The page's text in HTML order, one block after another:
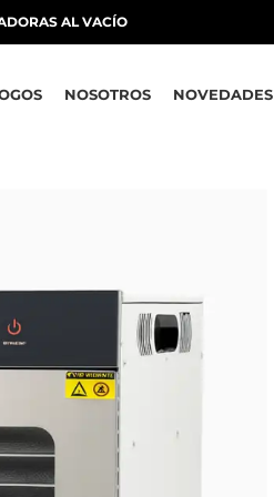
AL VACÍO
NOSOTROS NOVEDADES